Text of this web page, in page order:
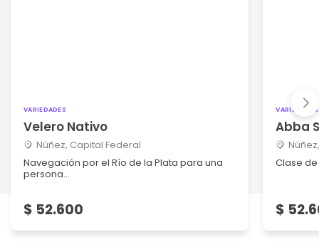
VARIEDADES
Velero Nativo
Núñez, Capital Federal
Navegación por el Río de la Plata para una
persona...
$ 52.600
VARIEDADES
Abba
Clase
$